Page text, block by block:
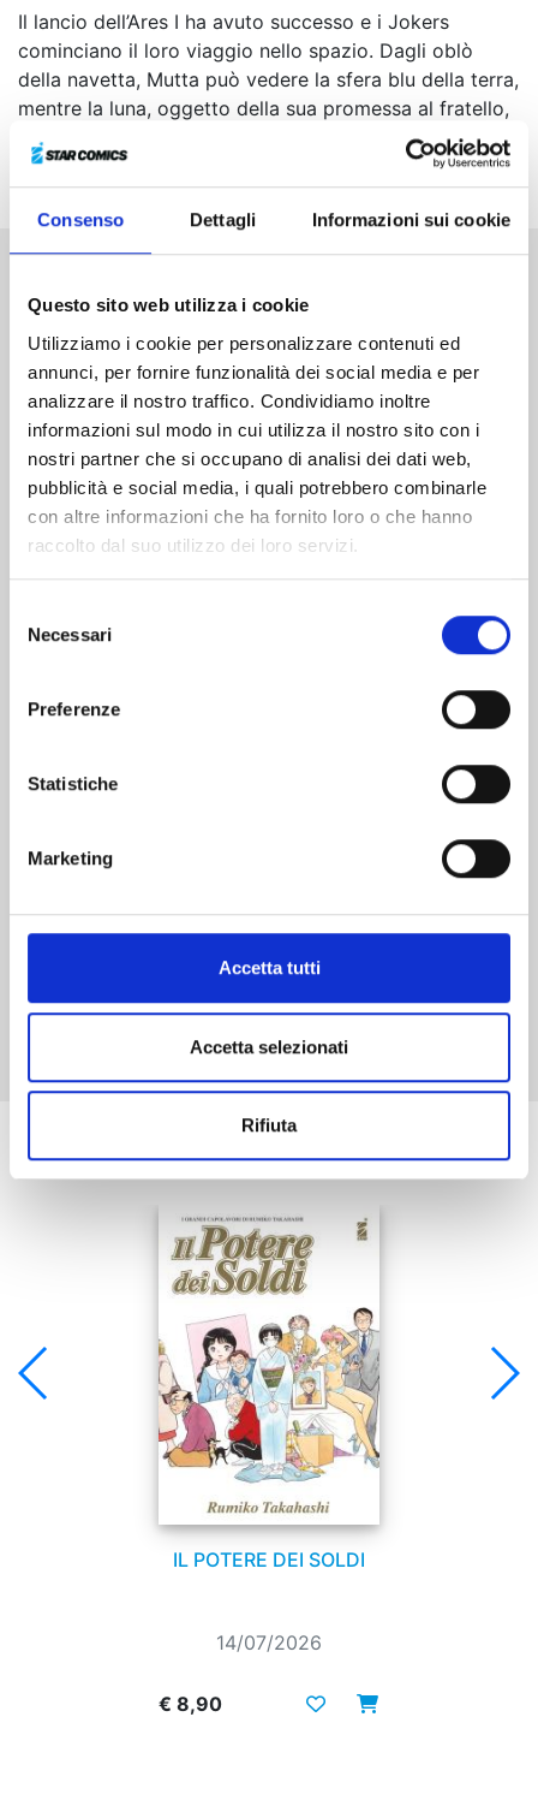
Consenso Dettagli Informazioni sui cookie
Questo sito web utilizza i cookie
Utilizziamo i cookie per personalizzare contenuti ed
annunci, per fornire funzionalità dei social media e per
analizzare il nostro traffico. Condividiamo inoltre
informazioni sul modo in cui utilizza il nostro sito con i
nostri partner che si occupano di analisi dei dati web,
pubblicità e social media, i quali potrebbero combinarle
con altre informazioni che ha fornito loro o che hanno
raccolto dal suo utilizzo dei loro servizi.
delNecessari
Preferenze
Statistiche
Marketing
Accetta tutti
Accetta selezionati
Rifiuta
Il lancio dell’Ares I ha avuto successo e i Jokers
cominciano il loro viaggio nello spazio. Dagli oblò
della navetta, Mutta può vedere la sfera blu della terra,
mentre la luna, oggetto della sua promessa al fratello,
pian piano si avvicina insieme al modulo di allunaggio
Altair... Il sogno di una vita sta per diventare realtà!
Altri volumi della serie
UCHU KYODAI - FRATELLI NELLO SPAZIO n. 43
Mostra tutto
Se ti è piaciuto prova anche:
IL POTERE DEI SOLDI
14/07/2026
€ 8,90